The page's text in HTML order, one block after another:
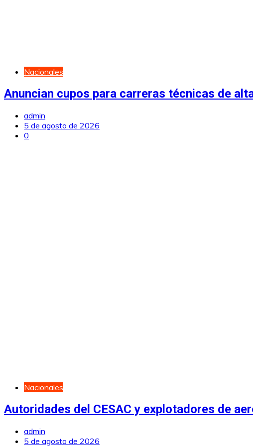
Nacionales
Anuncian cupos para carreras técnicas de
admin
5 de agosto de 2026
0
Nacionales
Autoridades del CESAC y explotadores de
admin
5 de agosto de 2026